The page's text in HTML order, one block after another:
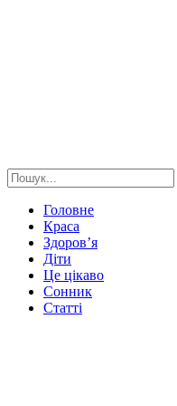
Головне
Краса
Здоров’я
Діти
Це цікаво
Сонник
Статті